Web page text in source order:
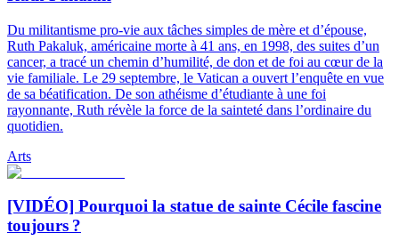
Du militantisme pro-vie aux tâches simples de mère et d’épouse,
Ruth Pakaluk, américaine morte à 41 ans, en 1998, des suites d’un
cancer, a tracé un chemin d’humilité, de don et de foi au cœur de la
vie familiale. Le 29 septembre, le Vatican a ouvert l’enquête en vue
de sa béatification. De son athéisme d’étudiante à une foi
rayonnante, Ruth révèle la force de la sainteté dans l’ordinaire du
quotidien.
Arts
[VIDÉO] Pourquoi la statue de sainte Cécile fascine
toujours ?